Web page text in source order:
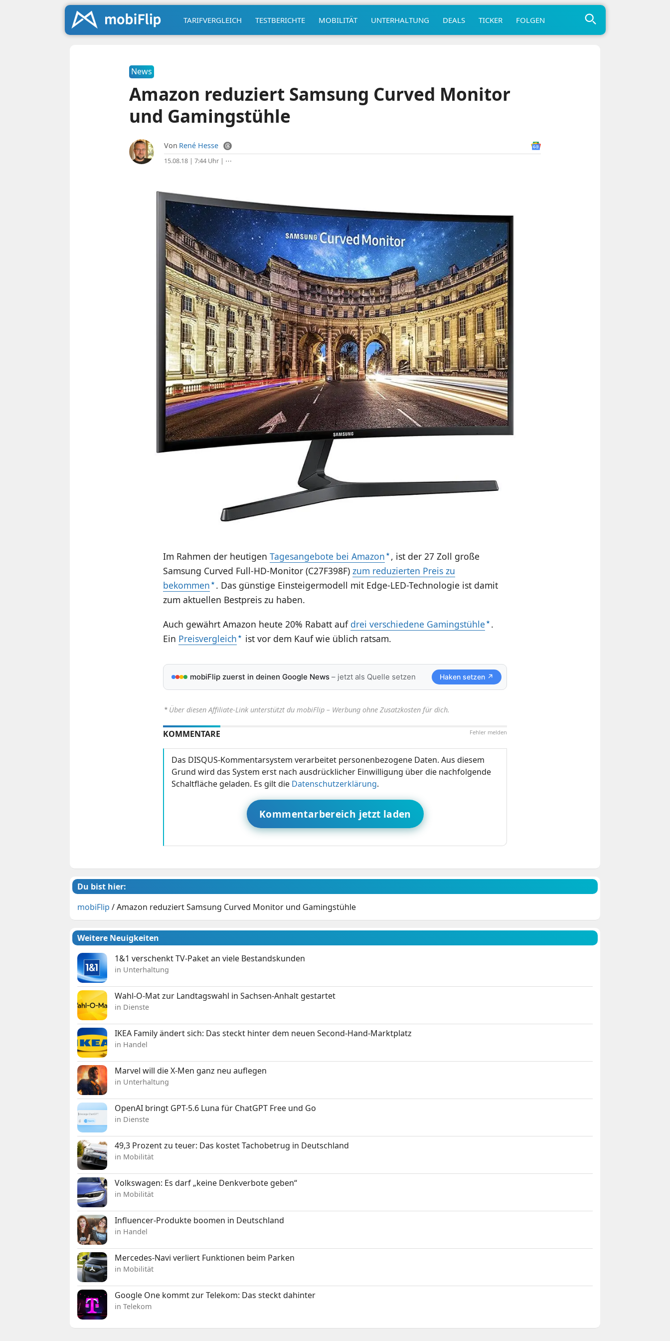
TARIFVERGLEICH TESTBERICHTE MOBILITÄT UNTERHALTUNG DEALS TICKER FOLGEN
News
Amazon reduziert Samsung Curved Monitor
und Gamingstühle
Von René Hesse
15.08.18 | 7:44 Uhr| ⋯
Im Rahmen der heutigen Tagesangebote bei Amazon , ist der 27 Zoll große
Samsung Curved Full-HD-Monitor (C27F398F) zum reduzierten Preis zu
bekommen . Das günstige Einsteigermodell mit Edge-LED-Technologie ist damit
zum aktuellen Bestpreis zu haben.
Auch gewährt Amazon heute 20% Rabatt auf drei verschiedene Gamingstühle .
Ein Preisvergleich ist vor dem Kauf wie üblich ratsam.
mobiFlip zuerst in deinen Google News– jetzt als Quelle setzen Haken setzen ↗
⋆ Über diesen Affiliate-Link unterstützt du mobiFlip – Werbung ohne Zusatzkosten für dich.
Fehler melden
KOMMENTARE
Das DISQUS-Kommentarsystem verarbeitet personenbezogene Daten. Aus diesem
Grund wird das System erst nach ausdrücklicher Einwilligung über die nachfolgende
Schaltfläche geladen. Es gilt die Datenschutzerklärung.
Kommentarbereich jetzt laden
Du bist hier:
mobiFlip /Amazon reduziert Samsung Curved Monitor und Gamingstühle
Weitere Neuigkeiten
1&1 verschenkt TV-Paket an viele Bestandskunden
in Unterhaltung
Wahl-O-Mat zur Landtagswahl in Sachsen-Anhalt gestartet
in Dienste
IKEA Family ändert sich: Das steckt hinter dem neuen Second-Hand-Marktplatz
in Handel
Marvel will die X-Men ganz neu auflegen
in Unterhaltung
OpenAI bringt GPT-5.6 Luna für ChatGPT Free und Go
in Dienste
49,3 Prozent zu teuer: Das kostet Tachobetrug in Deutschland
in Mobilität
Volkswagen: Es darf „keine Denkverbote geben“
in Mobilität
Influencer-Produkte boomen in Deutschland
in Handel
Mercedes-Navi verliert Funktionen beim Parken
in Mobilität
Google One kommt zur Telekom: Das steckt dahinter
in Telekom